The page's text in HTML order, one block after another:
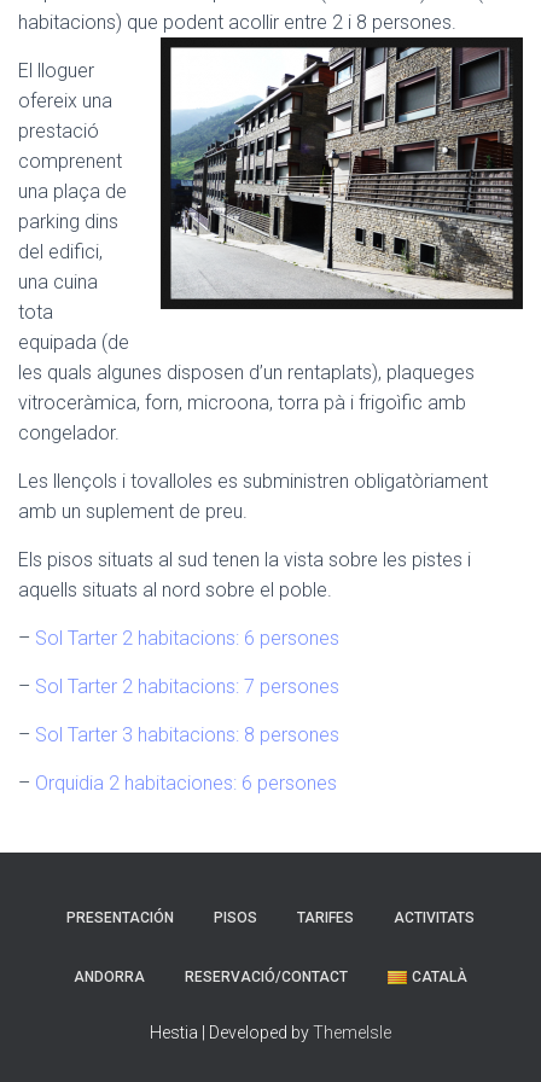
habitacions) que podent acollir entre 2 i 8 persones.
El lloguer
ofereix una
prestació
comprenent
una plaça de
parking dins
del edifici,
una cuina
tota
equipada (de
les quals algunes disposen d’un rentaplats), plaqueges
vitroceràmica, forn, microona, torra pà i frigoìfic amb
congelador.
Les llençols i tovalloles es subministren obligatòriament
amb un suplement de preu.
Els pisos situats al sud tenen la vista sobre les pistes i
aquells situats al nord sobre el poble.
– Sol Tarter 2 habitacions: 6 persones
– Sol Tarter 2 habitacions: 7 persones
– Sol Tarter 3 habitacions: 8 persones
– Orquidia 2 habitaciones: 6 persones
PRESENTACIÓN PISOS TARIFES ACTIVITATS
ANDORRA RESERVACIÓ/CONTACT CATALÀ
Hestia | Developed byThemeIsle